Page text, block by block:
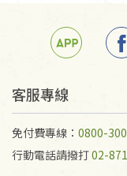
若未保持原包裝
任何折損、磨損
不接受退貨之手
代為結緣處理等
產生的運費100元
客服專線
免付費專線： 0800-
行動電話請撥打02-